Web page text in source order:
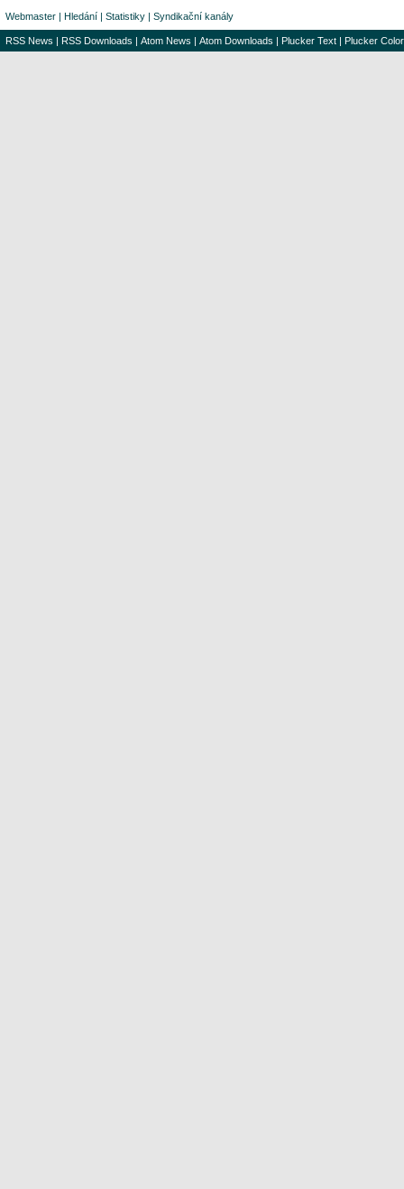
Webmaster | Hledání | Statistiky | Syndikační kanály
RSS News | RSS Downloads | Atom News | Atom Downloads | Plucker Text | Plucker Color